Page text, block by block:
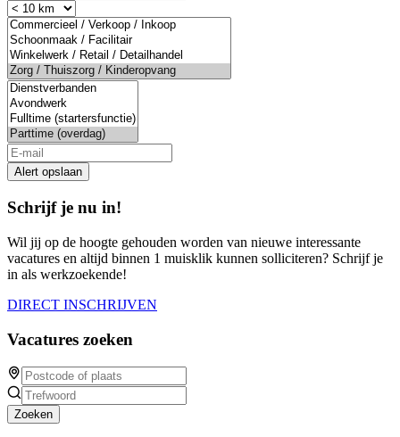
Alert opslaan
Schrijf je nu in!
Wil jij op de hoogte gehouden worden van nieuwe interessante
vacatures en altijd binnen 1 muisklik kunnen solliciteren? Schrijf je
in als werkzoekende!
DIRECT INSCHRIJVEN
Vacatures zoeken
Zoeken